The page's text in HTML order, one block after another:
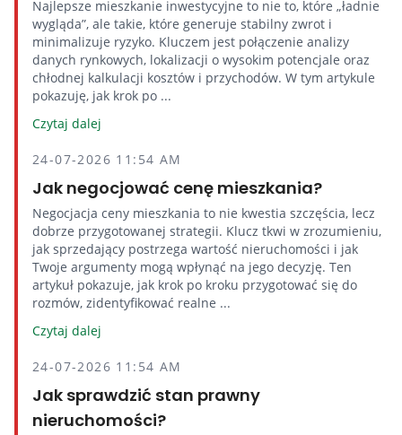
Najlepsze mieszkanie inwestycyjne to nie to, które „ładnie
wygląda”, ale takie, które generuje stabilny zwrot i
minimalizuje ryzyko. Kluczem jest połączenie analizy
danych rynkowych, lokalizacji o wysokim potencjale oraz
chłodnej kalkulacji kosztów i przychodów. W tym artykule
pokazuję, jak krok po ...
Czytaj dalej
24-07-2026 11:54 AM
Jak negocjować cenę mieszkania?
Negocjacja ceny mieszkania to nie kwestia szczęścia, lecz
dobrze przygotowanej strategii. Klucz tkwi w zrozumieniu,
jak sprzedający postrzega wartość nieruchomości i jak
Twoje argumenty mogą wpłynąć na jego decyzję. Ten
artykuł pokazuje, jak krok po kroku przygotować się do
rozmów, zidentyfikować realne ...
Czytaj dalej
24-07-2026 11:54 AM
Jak sprawdzić stan prawny
nieruchomości?